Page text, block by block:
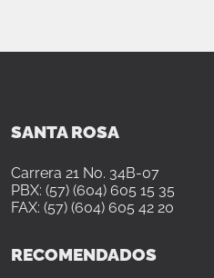
SANTA ROSA
Carrera 21 No. 34B-07
PBX: (57) (604) 605 15 35
FAX: (57) (604) 605 42 20
RECOMENDADOS